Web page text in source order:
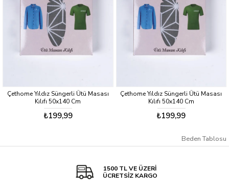
Çethome Yıldız Süngerli Ütü Masası
Kılıfı 50x140 Cm
₺199,99
Çethome Yıldız Süngerli Ütü Masası
Kılıfı 50x140 Cm
₺199,99
Beden Tablosu
1500 TL VE ÜZERİ
ÜCRETSİZ KARGO